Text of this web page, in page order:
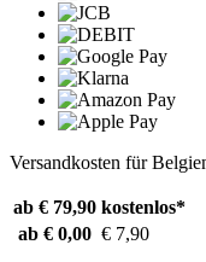
Versandkosten für
ab € 79,90 kostenlos*
ab € 0,00 € 7,90